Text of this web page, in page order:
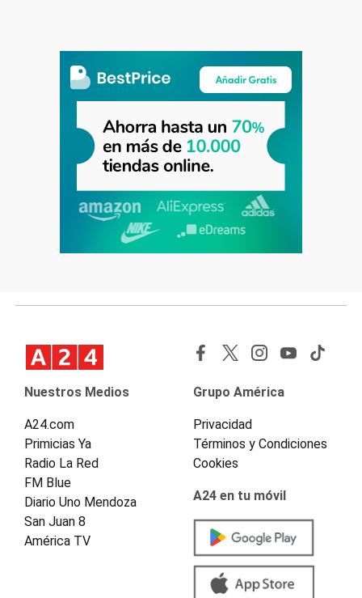
Nuestros Medios
A24.com
Primicias Ya
Radio La Red
FM Blue
Diario Uno Mendoza
San Juan 8
América TV
Grupo América
Privacidad
Términos y Condiciones
Cookies
A24 en tu móvil